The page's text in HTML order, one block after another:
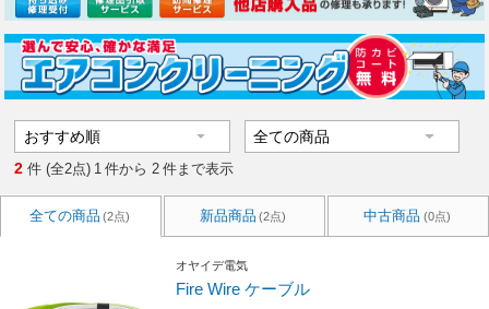
2 件 (全2点) 1 件から 2 件まで表示
全ての商品 (2点) 新品商品 (2点) 中古商品 (0点)
オヤイデ電気
Fire Wire ケーブル